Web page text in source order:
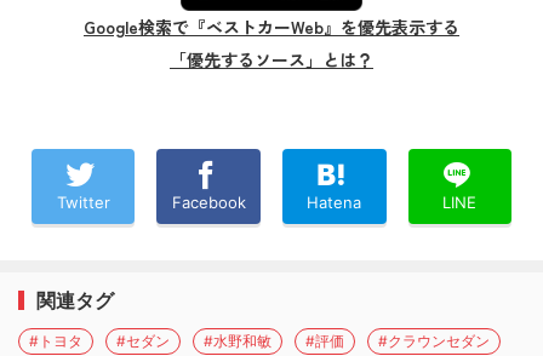
Google検索で『ベストカーWeb』を優先表示する
「優先するソース」とは？
Twitter Facebook Hatena LINE
関連タグ
#トヨタ #セダン #水野和敏 #評価 #クラウンセダン